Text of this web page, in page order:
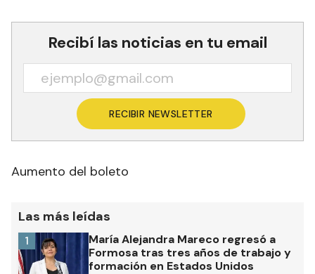
Recibí las noticias en tu email
RECIBIR NEWSLETTER
Aumento del boleto
Las más leídas
María Alejandra Mareco regresó a
Formosa tras tres años de trabajo y
formación en Estados Unidos
1